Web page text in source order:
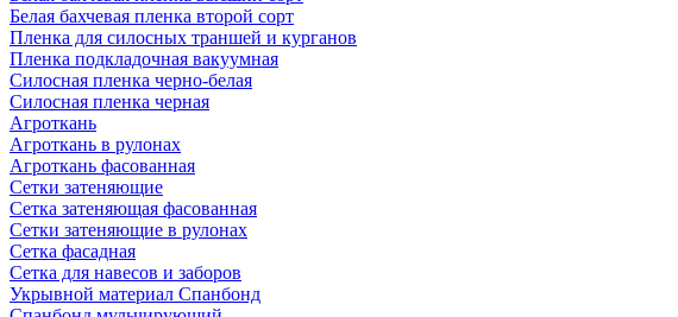
Белая бахчевая пленка второй сорт
Пленка для силосных траншей и курганов
Пленка подкладочная вакуумная
Силосная пленка черно-белая
Силосная пленка черная
Агроткань
Агроткань в рулонах
Агроткань фасованная
Сетки затеняющие
Сетка затеняющая фасованная
Сетки затеняющие в рулонах
Сетка фасадная
Сетка для навесов и заборов
Укрывной материал Спанбонд